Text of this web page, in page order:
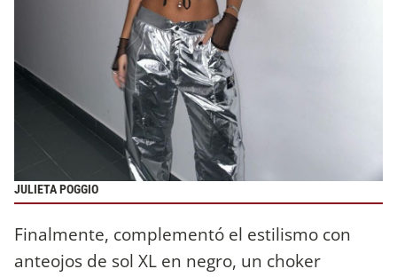
JULIETA POGGIO
Finalmente, complementó el estilismo con
anteojos de sol XL en negro, un choker